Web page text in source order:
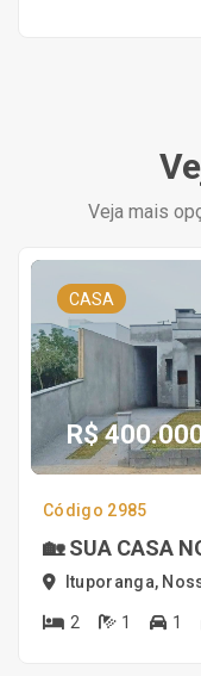
Veja mais
CASA
R$
Código 2985
🏡 SUA CASA
Ituporanga,
2 1 1